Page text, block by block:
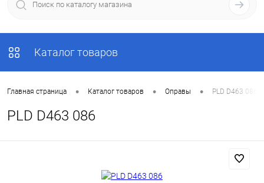
Каталог товаров
Главная страница • Каталог товаров • Оправы • PLD D463 086
PLD D463 086